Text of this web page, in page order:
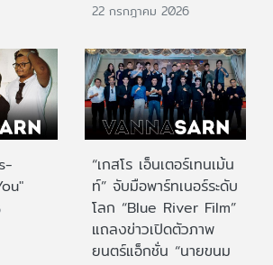
22 กรกฎาคม 2026
“เกสโร เอ็นเตอร์เทนเม้น
ท์” จับมือพาร์ทเนอร์ระดับ
โลก “Blue River Film”
แถลงข่าวเปิดตัวภาพ
ยนตร์แอ็กชั่น “นายขนม